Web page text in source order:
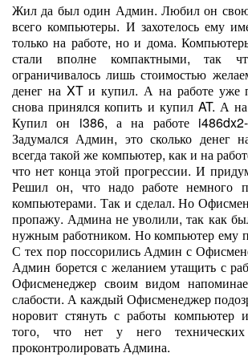
Жил да был один Админ. Любил он
всего компьютеры. И захотелось ему
только на работе, но и дома.
стали вполне компактными, так
ограничивалось лишь стоимостью
денег на XT и купил. А на работе уже
снова принялся копить и купил AT. А
Купил он i386, а на работе
Задумался Админ, это сколько денег
всегда такой же компьютер, как и на
что нет конца этой прогрессии. И
Решил он, что надо работе немного
компьютерами. Так и сделал. Но
пропажу. Админа не уволили, так как
нужным работником. Но компьютер ему
С тех пор поссорились Админ с
Админ борется с желанием утащить с
Офисменеджер своим видом
слабости. А каждый Офисменеджер
норовит стянуть с работы компьютер
того, что нет у него
проконтролировать Админа.